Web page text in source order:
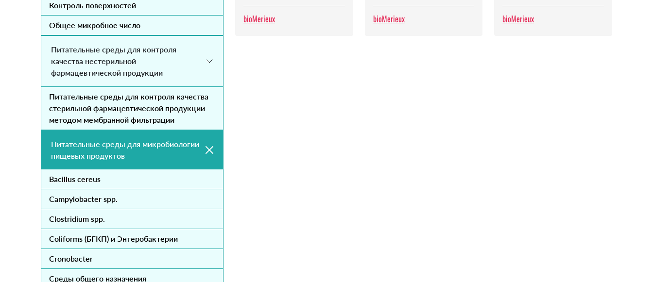
Контроль поверхностей
Общее микробное число
Питательные среды для контроля
качества нестерильной
фармацевтической продукции
Питательные среды для контроля качества
стерильной фармацевтической продукции
методом мембранной фильтрации
Питательные среды для микробиологии
пищевых продуктов
Bacillus cereus
Campylobacter spp.
Clostridium spp.
Coliforms (БГКП) и Энтеробактерии
Cronobacter
Cреды общего назначения
bioMerieux bioMerieux bioMerieux